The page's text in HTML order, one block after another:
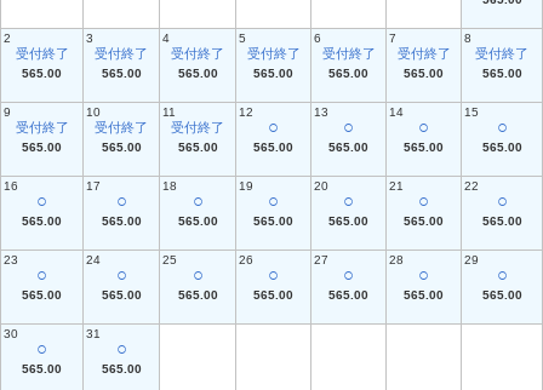
2
受付終了
565.00
3
受付終了
565.00
4
受付終了
565.00
5
受付終了
565.00
6
受付終了
565.00
7
受付終了
565.00
8
受付終了
565.00
9
受付終了
565.00
10
受付終了
565.00
11
受付終了
565.00
12
○
565.00
13
○
565.00
14
○
565.00
15
○
565.00
16
○
565.00
17
○
565.00
18
○
565.00
19
○
565.00
20
○
565.00
21
○
565.00
22
○
565.00
23
○
565.00
24
○
565.00
25
○
565.00
26
○
565.00
27
○
565.00
28
○
565.00
29
○
565.00
30
○
565.00
31
○
565.00